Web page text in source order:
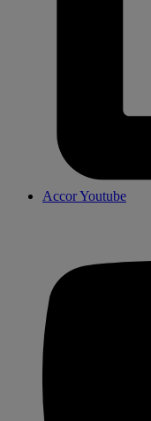
Accor Youtube